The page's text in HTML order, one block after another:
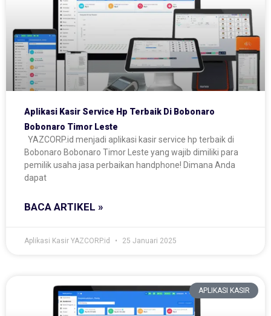
Aplikasi Kasir Service Hp Terbaik Di Bobonaro
Bobonaro Timor Leste
YAZCORP.id menjadi aplikasi kasir service hp terbaik di
Bobonaro Bobonaro Timor Leste yang wajib dimiliki para
pemilik usaha jasa perbaikan handphone! Dimana Anda
dapat
BACA ARTIKEL »
Aplikasi Kasir YAZCORP.id 25 Januari 2025
APLIKASI KASIR